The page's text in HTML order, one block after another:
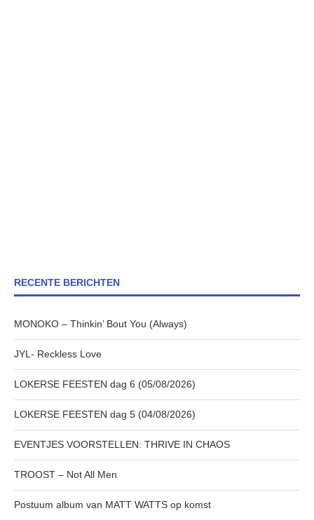
RECENTE BERICHTEN
MONOKO – Thinkin’ Bout You (Always)
JYL- Reckless Love
LOKERSE FEESTEN dag 6 (05/08/2026)
LOKERSE FEESTEN dag 5 (04/08/2026)
EVENTJES VOORSTELLEN: THRIVE IN CHAOS
TROOST – Not All Men
Postuum album van MATT WATTS op komst